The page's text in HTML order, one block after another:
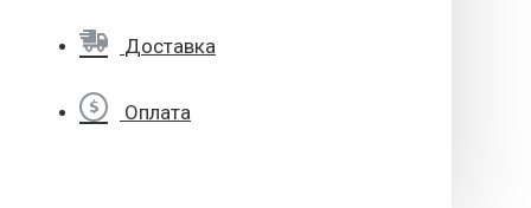
Доставка
Оплата